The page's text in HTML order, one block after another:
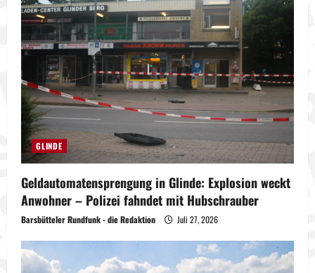
GLINDE
Geldautomatensprengung in Glinde: Explosion weckt
Anwohner – Polizei fahndet mit Hubschrauber
Barsbütteler Rundfunk - die Redaktion Juli 27, 2026